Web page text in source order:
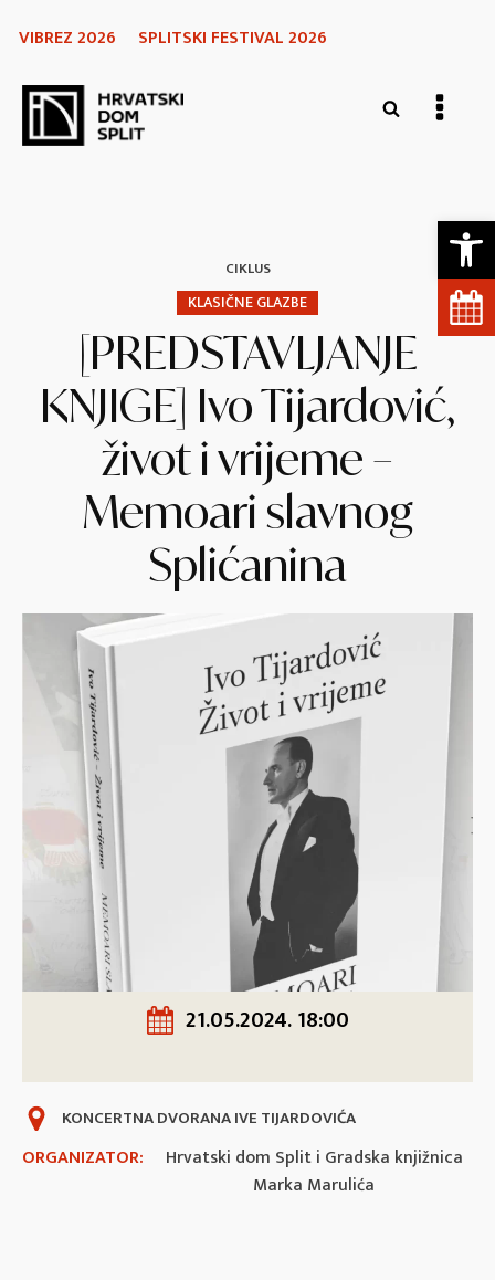
VIBREZ 2026 SPLITSKI FESTIVAL 2026
CIKLUS
KLASIČNE GLAZBE
[PREDSTAVLJANJE
KNJIGE] Ivo Tijardović,
život i vrijeme –
Memoari slavnog
Splićanina
21.05.2024. 18:00
ORGANIZATOR:
Hrvatski dom Split i Gradska knjižnica
Marka Marulića
KONCERTNA DVORANA IVE TIJARDOVIĆA